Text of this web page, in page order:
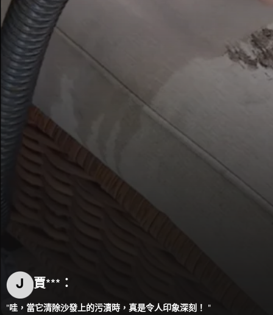
J 賈***：
"哇，當它清除沙發上的污漬時，真是令人印象深刻！ "